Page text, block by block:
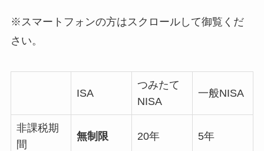
※スマートフォンの方はスクロールして御覧くだ
さい。
ISA
つみたて
NISA
一般NISA
非課税期
間
無制限 20年 5年